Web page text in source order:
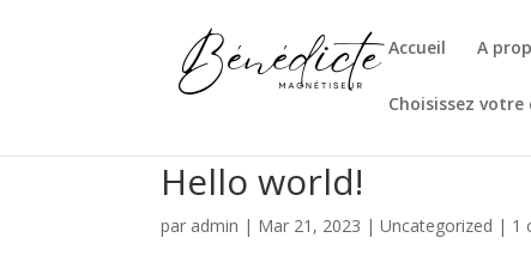
Accueil A
Choisissez
Hello world!
par admin | Mar 21, 2023 |Uncategorized | 1